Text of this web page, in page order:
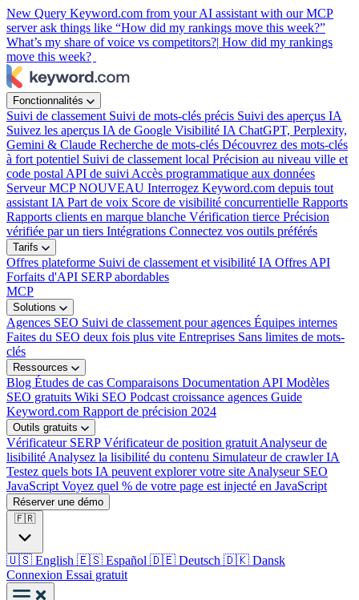
New Query Keyword.com from your AI assistant with our MCP
server ask things like “How did my rankings move this week?”
What’s my share of voice vs competitors?| How did my rankings
move this week?
Fonctionnalités
Suivi de classement Suivi de mots-clés précis Suivi des aperçus IA
Suivez les aperçus IA de Google Visibilité IA ChatGPT, Perplexity,
Gemini & Claude Recherche de mots-clés Découvrez des mots-clés
à fort potentiel Suivi de classement local Précision au niveau ville et
code postal API de suivi Accès programmatique aux données
Serveur MCPNOUVEAU Interrogez Keyword.com depuis tout
assistant IA Part de voix Score de visibilité concurrentielle Rapports
Rapports clients en marque blanche Vérification tierce Précision
vérifiée par un tiers Intégrations Connectez vos outils préférés
Tarifs
Offres plateforme Suivi de classement et visibilité IA Offres API
Forfaits d'API SERP abordables
MCP
Solutions
Agences SEO Suivi de classement pour agences Équipes internes
Faites du SEO deux fois plus vite Entreprises Sans limites de mots-
clés
Ressources
Blog Études de cas Comparaisons Documentation API Modèles
SEO gratuits Wiki SEO Podcast croissance agences Guide
Keyword.com Rapport de précision 2024
Outils gratuits
Vérificateur SERPVérificateur de position gratuit Analyseur de
lisibilité Analysez la lisibilité du contenu Simulateur de crawler IA
Testez quels bots IA peuvent explorer votre site Analyseur SEO
JavaScript Voyez quel % de votre page est injecté en JavaScript
Réserver une démo
🇫🇷
🇺🇸 English 🇪🇸 Español 🇩🇪 Deutsch 🇩🇰 Dansk
Connexion Essai gratuit